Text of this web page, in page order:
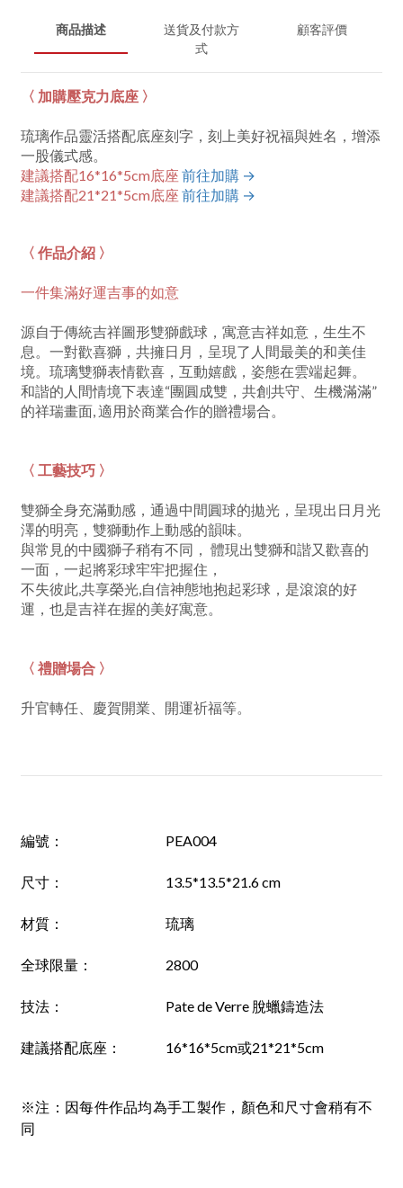
商品描述
送貨及付款方
式
顧客評價
〈 加購壓克力底座 〉
琉璃作品靈活搭配底座刻字，刻上美好祝福與姓名，增添
一股儀式感。
建議搭配16*16*5cm底座 前往加購 →
建議搭配21*21*5cm底座 前往加購 →
〈 作品介紹 〉
一件集滿好運吉事的如意
源自于傳統吉祥圖形雙獅戲球，寓意吉祥如意，生生不
息。一對歡喜獅，共擁日月，呈現了人間最美的和美佳
境。琉璃雙獅表情歡喜，互動嬉戲，姿態在雲端起舞。
和諧的人間情境下表達“團圓成雙，共創共守、生機滿滿”
的祥瑞畫面, 適用於商業合作的贈禮場合。
〈 工藝技巧 〉
雙獅全身充滿動感，通過中間圓球的拋光，呈現出日月光
澤的明亮，雙獅動作上動感的韻味。
與常見的中國獅子稍有不同， 體現出雙獅和諧又歡喜的
一面，一起將彩球牢牢把握住，
不失彼此,共享榮光,自信神態地抱起彩球，是滾滾的好
運，也是吉祥在握的美好寓意。
〈 禮贈場合 〉
升官轉任、慶賀開業、開運祈福等。
編號 ： PEA004
尺寸 ： 13.5*13.5*21.6 cm
材質 ： 琉璃
全球限量： 2800
技法 ： Pate de Verre 脫蠟鑄造法
建議搭配底座 ： 16*16*5cm或21*21*5cm
※注：因每件作品均為手工製作，顏色和尺寸會稍有不
同